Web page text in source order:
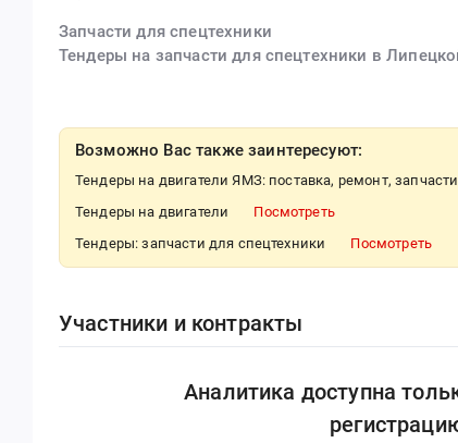
Запчасти для спецтехники
Тендеры на запчасти для спецтехники в
Возможно Вас также заинтересуют:
Тендеры на двигатели ЯМЗ: поставка, ремонт, запчасти
Тендеры на двигатели
Посмотреть
Тендеры: запчасти для спецтехники
Посмотреть
Участники и контракты
Аналитика доступна